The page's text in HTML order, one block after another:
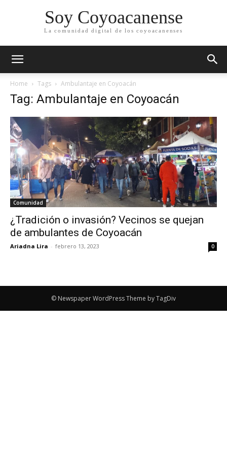
Soy Coyoacanense
La comunidad digital de los coyoacanenses
Home Tags Ambulantaje en Coyoacán
Tag: Ambulantaje en Coyoacán
Comunidad
¿Tradición o invasión? Vecinos se quejan
de ambulantes de Coyoacán
Ariadna Lira - febrero 13, 2023 0
© Newspaper WordPress Theme by TagDiv